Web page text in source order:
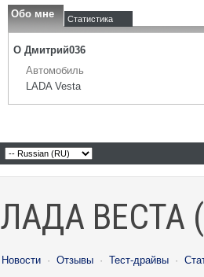
Обо мне Статистика
О Дмитрий036
Автомобиль
LADA Vesta
ЛАДА ВЕСТА
Новости · Отзывы · Тест-драйвы ·